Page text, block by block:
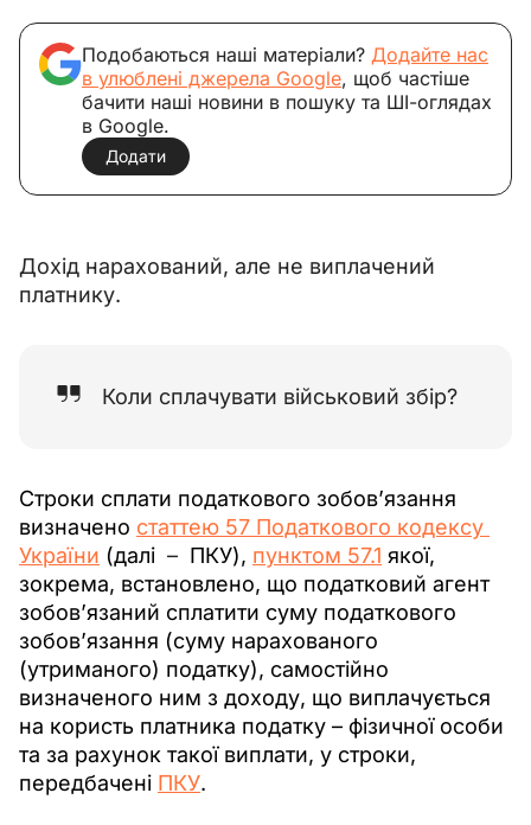
Подобаються наші матеріали? Додайте нас
в улюблені джерела Google, щоб частіше
бачити наші новини в пошуку та ШІ-оглядах
в Google.
Додати
Дохід нарахований, але не виплачений
платнику.
Коли сплачувати військовий збір?
Строки сплати податкового зобов’язання
визначено статтею 57 Податкового кодексу
України (далі – ПКУ), пунктом 57.1 якої,
зокрема, встановлено, що податковий агент
зобов’язаний сплатити суму податкового
зобов’язання (суму нарахованого
(утриманого) податку), самостійно
визначеного ним з доходу, що виплачується
на користь платника податку – фізичної особи
та за рахунок такої виплати, у строки,
передбачені ПКУ.